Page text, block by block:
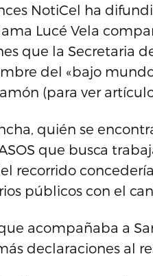
NotiCel ha
Lucé Vela
que la Secretaria
del «bajo
(para ver
quién se
que busca
recorrido
públicos con el
acompañaba a
declaraciones al